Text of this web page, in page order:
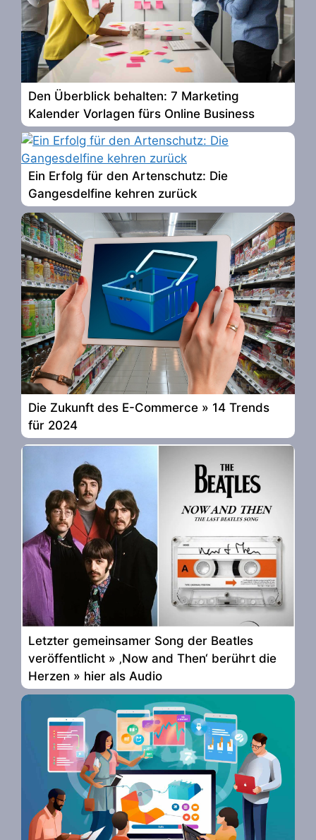
Den Überblick behalten: 7 Marketing
Kalender Vorlagen fürs Online Business
Ein Erfolg für den Artenschutz: Die
Gangesdelfine kehren zurück
Die Zukunft des E-Commerce » 14 Trends
für 2024
Letzter gemeinsamer Song der Beatles
veröffentlicht » ‚Now and Then‘ berührt die
Herzen » hier als Audio